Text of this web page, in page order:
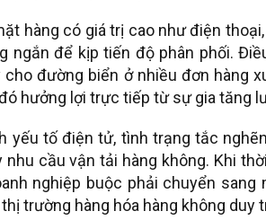
hàng có giá trị cao như điện
ngắn để kịp tiến độ phân phối.
cho đường biển ở nhiều đơn hàng
hưởng lợi trực tiếp từ sự gia tăng
yếu tố điện tử, tình trạng tắc
cầu vận tải hàng không. Khi
nghiệp buộc phải chuyển
trường hàng hóa hàng không